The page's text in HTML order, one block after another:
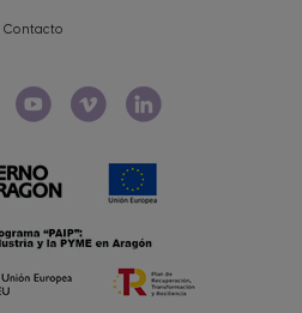
Contacto